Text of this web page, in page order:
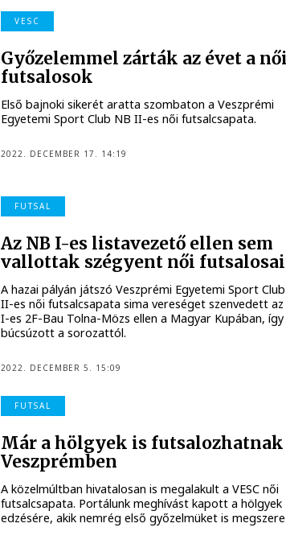
VESC
Győzelemmel zárták az évet a női
futsalosok
Első bajnoki sikerét aratta szombaton a Veszprémi
Egyetemi Sport Club NB II-es női futsalcsapata.
2022. DECEMBER 17. 14:19
FUTSAL
Az NB I-es listavezető ellen sem
vallottak szégyent női
A hazai pályán játszó Veszprémi Egyetemi Sport
II-es női futsalcsapata sima vereséget szenvedett az
I-es 2F-Bau Tolna-Mözs ellen a Magyar Kupában, így
búcsúzott a sorozattól.
2022. DECEMBER 5. 15:09
FUTSAL
Már a hölgyek is futsalozhatnak
Veszprémben
A közelmúltban hivatalosan is megalakult a VESC női
futsalcsapata. Portálunk meghívást kapott a hölgyek
edzésére, akik nemrég első győzelmüket is